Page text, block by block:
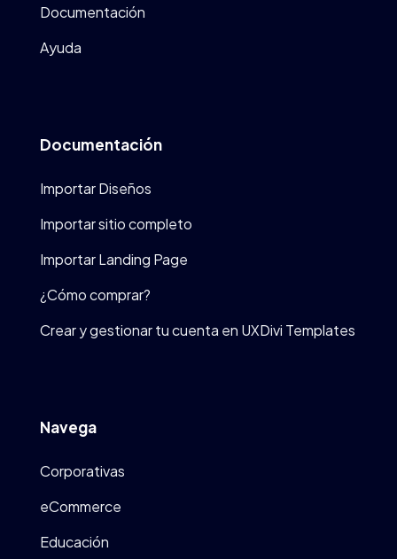
Documentación
Ayuda
Documentación
Importar Diseños
Importar sitio completo
Importar Landing Page
¿Cómo comprar?
Crear y gestionar tu cuenta en UXDivi Templates
Navega
Corporativas
eCommerce
Educación